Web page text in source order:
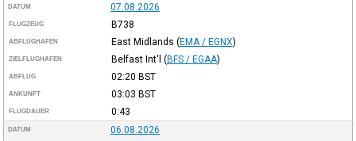
DATUM 07.08.2026
FLUGZEUG B738
ABFLUGHAFEN East Midlands (EMA / EGNX)
ZIELFLUGHAFEN Belfast Int'l (BFS / EGAA)
ABFLUG 02:20 BST
ANKUNFT 03:03 BST
FLUGDAUER 0:43
DATUM 06.08.2026